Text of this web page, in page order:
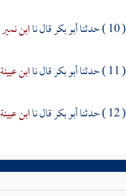
( 10 ) حدثنا
أبو بكرقال ناابن نمير
( 11 ) حدثنا
أبو بكرقال ناابن عيينة
( 12 ) حدثنا
أبو بكرقال ناابن عيينة